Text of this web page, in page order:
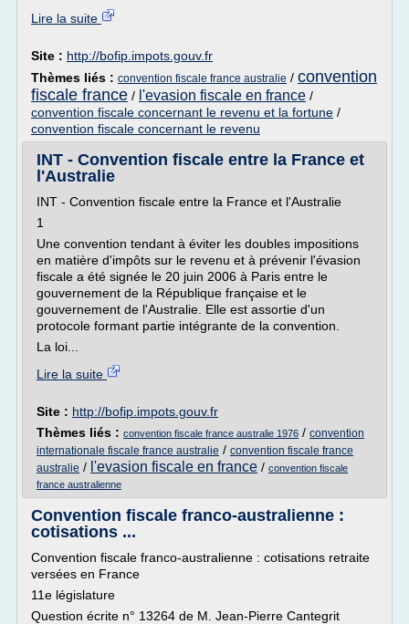
Lire la suite
Site : http://bofip.impots.gouv.fr
Thèmes liés : convention fiscale france australie / convention
fiscale france / l'evasion fiscale en france /
convention fiscale concernant le revenu et la fortune /
convention fiscale concernant le revenu
INT - Convention fiscale entre la France et
l'Australie
INT - Convention fiscale entre la France et l'Australie
1
Une convention tendant à éviter les doubles impositions
en matière d'impôts sur le revenu et à prévenir l'évasion
fiscale a été signée le 20 juin 2006 à Paris entre le
gouvernement de la République française et le
gouvernement de l'Australie. Elle est assortie d'un
protocole formant partie intégrante de la convention.
La loi...
Lire la suite
Site : http://bofip.impots.gouv.fr
Thèmes liés : convention fiscale france australie 1976 / convention
internationale fiscale france australie / convention fiscale france
australie / l'evasion fiscale en france / convention fiscale
france australienne
Convention fiscale franco-australienne :
cotisations ...
Convention fiscale franco-australienne : cotisations retraite
versées en France
11e législature
Question écrite n° 13264 de M. Jean-Pierre Cantegrit